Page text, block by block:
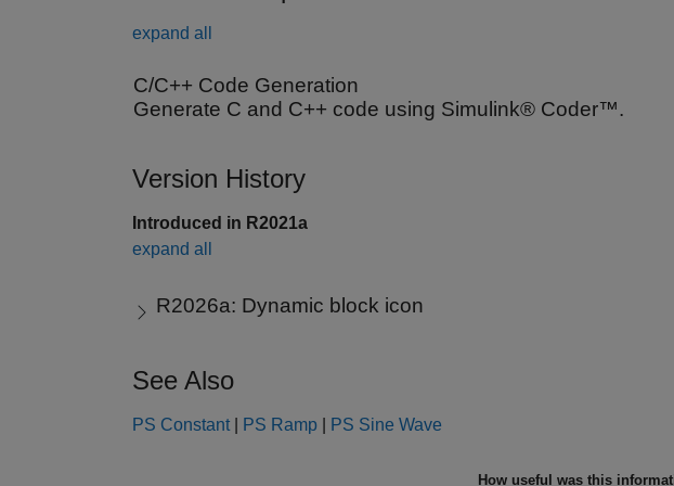
expand all
C/C++ Code Generation
Generate C and C++ code using Simulink® Coder™.
Version History
Introduced in R2021a
expand all
R2026a: Dynamic block icon
See Also
PS Constant PS Ramp PS Sine Wave
How useful was this